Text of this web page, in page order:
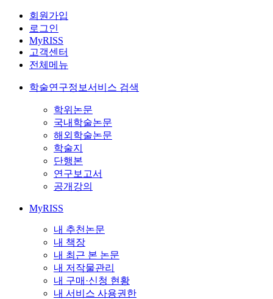
회원가입
로그인
MyRISS
고객센터
전체메뉴
학술연구정보서비스 검색
학위논문
국내학술논문
해외학술논문
학술지
단행본
연구보고서
공개강의
MyRISS
내 추천논문
내 책장
내 최근 본 논문
내 저작물관리
내 구매·신청 현황
내 서비스 사용권한